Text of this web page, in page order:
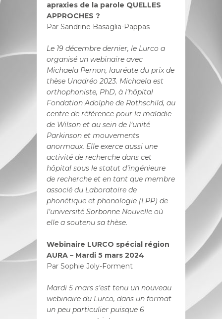
apraxies de la parole QUELLES
APPROCHES ?
Par Sandrine Basaglia-Pappas
Le 19 décembre dernier, le Lurco a
organisé un webinaire avec
Michaela Pernon, lauréate du prix de
thèse Unadréo 2023. Michaela est
orthophoniste, PhD, à l’hôpital
Fondation Adolphe de Rothschild, au
centre de référence pour la maladie
de Wilson et au sein de l’unité
Parkinson et mouvements
anormaux. Elle exerce aussi une
activité de recherche dans cet
hôpital sous le statut d’ingénieure
de recherche et en tant que membre
associé du Laboratoire de
phonétique et phonologie (LPP) de
l’université Sorbonne Nouvelle où
elle a soutenu sa thèse.
Webinaire LURCO spécial région
AURA – Mardi 5 mars 2024
Par Sophie Joly-Forment
Mardi 5 mars s’est tenu un nouveau
webinaire du Lurco, dans un format
un peu particulier puisque 6